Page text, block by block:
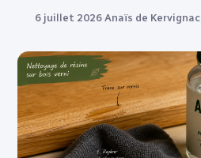
6 juillet 2026Anaïs de Kervignac